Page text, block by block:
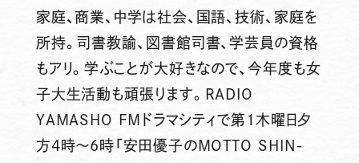
家庭、商業、中学は社会、国語、技術、家庭を
所持。司書教諭、図書館司書、学芸員の資格
もアリ。学ぶことが大好きなので、今年度も女
子大生活動も頑張ります。RADIO
YAMASHO FMドラマシティで第1木曜日夕
方4時～6時「安田優子のMOTTO SHIN-